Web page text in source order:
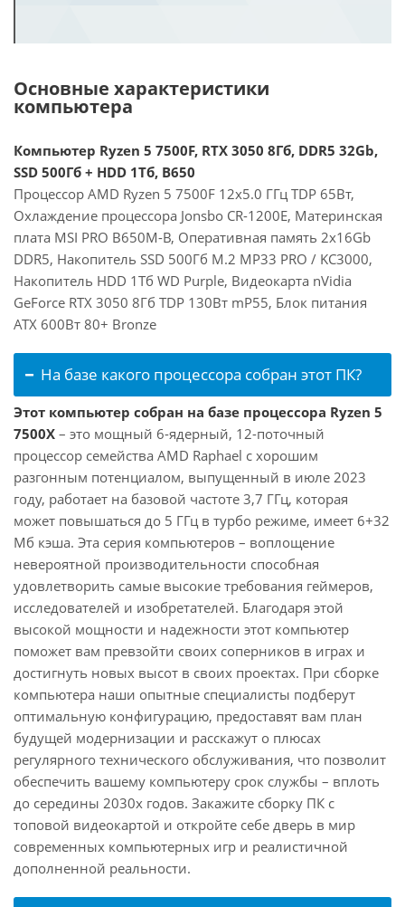
Основные характеристики
компьютера
Компьютер Ryzen 5 7500F, RTX 3050 8Гб, DDR5 32Gb,
SSD 500Гб + HDD 1Тб, B650
Процессор AMD Ryzen 5 7500F 12x5.0 ГГц TDP 65Вт,
Охлаждение процессора Jonsbo CR-1200E, Материнская
плата MSI PRO B650M-B, Оперативная память 2x16Gb
DDR5, Накопитель SSD 500Гб M.2 MP33 PRO / KC3000,
Накопитель HDD 1Тб WD Purple, Видеокарта nVidia
GeForce RTX 3050 8Гб TDP 130Вт mP55, Блок питания
ATX 600Вт 80+ Bronze
На базе какого процессора собран этот ПК?
Этот компьютер собран на базе процессора Ryzen 5
7500X – это мощный 6-ядерный, 12-поточный
процессор семейства AMD Raphael с хорошим
разгонным потенциалом, выпущенный в июле 2023
году, работает на базовой частоте 3,7 ГГц, которая
может повышаться до 5 ГГц в турбо режиме, имеет 6+32
Мб кэша. Эта серия компьютеров – воплощение
невероятной производительности способная
удовлетворить самые высокие требования геймеров,
исследователей и изобретателей. Благодаря этой
высокой мощности и надежности этот компьютер
поможет вам превзойти своих соперников в играх и
достигнуть новых высот в своих проектах. При сборке
компьютера наши опытные специалисты подберут
оптимальную конфигурацию, предоставят вам план
будущей модернизации и расскажут о плюсах
регулярного технического обслуживания, что позволит
обеспечить вашему компьютеру срок службы – вплоть
до середины 2030х годов. Закажите сборку ПК с
топовой видеокартой и откройте себе дверь в мир
современных компьютерных игр и реалистичной
дополненной реальности.